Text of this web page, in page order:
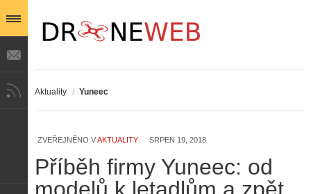
Aktuality / Yuneec
ZVEŘEJNĚNO VAKTUALITY SRPEN 19, 2018
Příběh firmy Yuneec: od